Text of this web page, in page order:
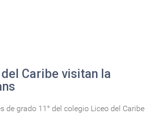
Caribe visitan la
de grado 11° del colegio Liceo del Caribe